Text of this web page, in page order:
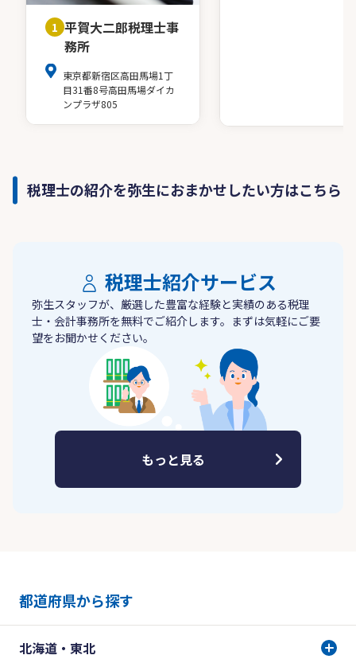
1 平賀大二郎税理士事
務所
東京都新宿区高田馬場1丁
目31番8号高田馬場ダイカ
ンプラザ805
税理士の紹介を弥生におまかせしたい方はこちら
税理士紹介サービス
弥生スタッフが、厳選した豊富な経験と実績のある税理
士・会計事務所を無料でご紹介します。まずは気軽にご要
望をお聞かせください。
もっと見る
都道府県から探す
北海道・東北